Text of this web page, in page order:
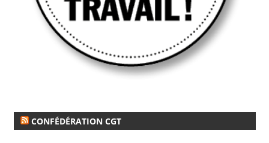
CONFÉDÉRATION CGT